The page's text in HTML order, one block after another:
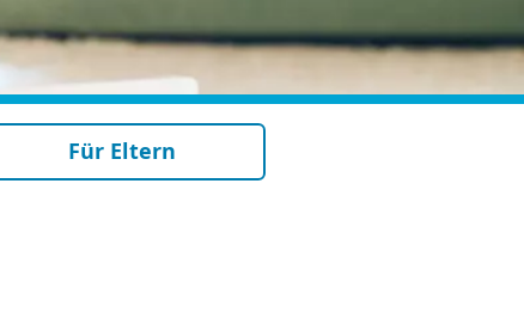
Für Eltern